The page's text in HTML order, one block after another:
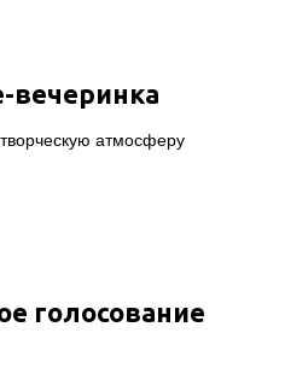
вечеринка
атмосферу
голосование